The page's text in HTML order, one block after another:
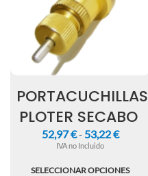
PORTACUCHILLAS
PLOTER SECABO
52,97€ - 53,22€
IVA no Incluido
SELECCIONAR OPCIONES